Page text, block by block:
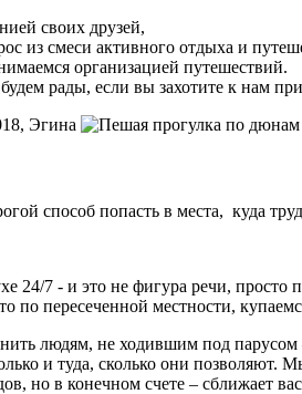
своих друзей,
из смеси активного отдыха и
организацией путешествий.
рады, если вы захотите к нам
способ попасть в места, куда
24/7 - и это не фигура речи, просто
по пересеченной местности,
людям, не ходившим под
и туда, сколько они
но в конечном счете – сближает